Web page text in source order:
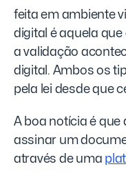
feita em ambiente
digital é aquela
a validação
digital. Ambos os
pela lei desde que
A boa notícia é
assinar um
através de uma